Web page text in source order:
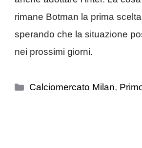
rimane Botman la prima
sperando che la situazione
nei prossimi giorni.
Categorie
Calciomercato Milan,